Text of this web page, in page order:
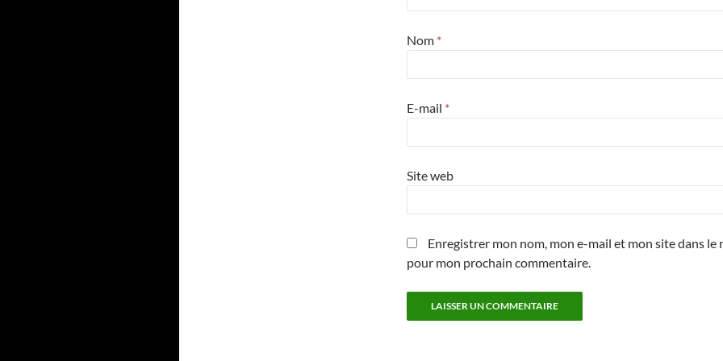
Nom *
E-mail *
Site web
Enregistrer mon nom, mon e-mail et mon site dans le
pour mon prochain commentaire.